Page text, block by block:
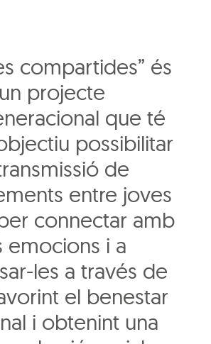
compartides” és
un projecte
que té
possibilitar
de
entre joves
connectar amb
emocions i a
les a través de
el benestar
i obtenint una